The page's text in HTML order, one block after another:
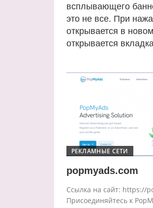
всплывающего
это не все. При
открывается в
открывается
РЕКЛАМНЫЕ СЕТИ
popmyads.com
Ссылка на сайт: https://
Присоединяйтесь к